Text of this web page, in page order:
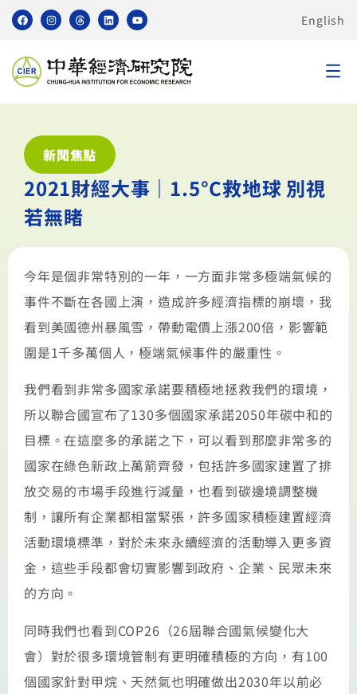
English
新聞焦點
2021財經大事｜1.5°C救地球 別視
若無睹
今年是個非常特別的一年，一方面非常多極端氣候的
事件不斷在各國上演，造成許多經濟指標的崩壞，我
看到美國德州暴風雪，帶動電價上漲200倍，影響範
圍是1千多萬個人，極端氣候事件的嚴重性。
我們看到非常多國家承諾要積極地拯救我們的環境，
所以聯合國宣布了130多個國家承諾2050年碳中和的
目標。在這麼多的承諾之下，可以看到那麼非常多的
國家在綠色新政上萬箭齊發，包括許多國家建置了排
放交易的市場手段進行減量，也看到碳邊境調整機
制，讓所有企業都相當緊張，許多國家積極建置經濟
活動環境標準，對於未來永續經濟的活動導入更多資
金，這些手段都會切實影響到政府、企業、民眾未來
的方向。
同時我們也看到COP26（26屆聯合國氣候變化大
會）對於很多環境管制有更明確積極的方向，有100
個國家針對甲烷、天然氣也明確做出2030年以前必